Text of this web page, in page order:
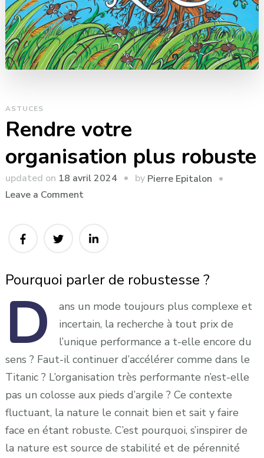
ASTUCES
Rendre votre
organisation plus robuste
updated on 18 avril 2024 by Pierre Epitalon
Leave a Commenton
organisation
robuste
Pourquoi parler de robustesse ?
D ans un mode toujours plus complexe et
incertain, la recherche à tout prix de
l’unique performance a t-elle encore du
sens ? Faut-il continuer d’accélérer comme dans le
Titanic ? L’organisation très performante n’est-elle
pas un colosse aux pieds d’argile ? Ce contexte
fluctuant, la nature le connait bien et sait y faire
face en étant robuste. C’est pourquoi, s’inspirer de
la nature est source de stabilité et de pérennité